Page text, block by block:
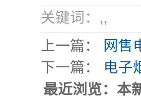
关键词： ,,
上一篇：
网售
下一篇： 电子
最近浏览：本